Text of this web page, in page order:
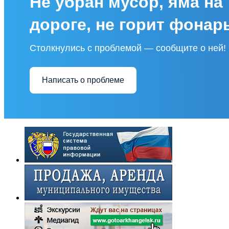
дороге, не горит
Столкнулись с проблемой — сообщите о ней!
Написать о проблеме